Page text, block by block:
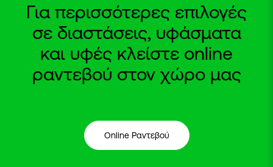
Για περισσότερες επιλογές
σε διαστάσεις, υφάσματα
και υφές κλείστε online
ραντεβού στον χώρο μας
Online Ραντεβού